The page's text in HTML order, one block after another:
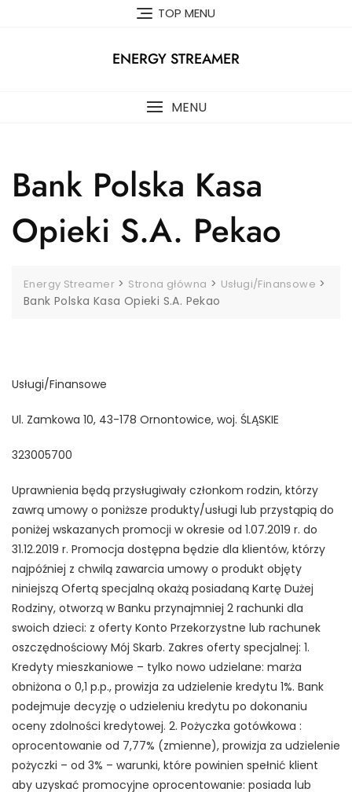
TOP MENU
ENERGY STREAMER
MENU
Bank Polska Kasa
Opieki S.A. Pekao
Energy Streamer > Strona główna > Usługi/Finansowe >
Bank Polska Kasa Opieki S.A. Pekao
Usługi/Finansowe
Ul. Zamkowa 10, 43-178 Ornontowice, woj. ŚLĄSKIE
323005700
Uprawnienia będą przysługiwały członkom rodzin, którzy
zawrą umowy o poniższe produkty/usługi lub przystąpią do
poniżej wskazanych promocji w okresie od 1.07.2019 r. do
31.12.2019 r. Promocja dostępna będzie dla klientów, którzy
najpóźniej z chwilą zawarcia umowy o produkt objęty
niniejszą Ofertą specjalną okażą posiadaną Kartę Dużej
Rodziny, otworzą w Banku przynajmniej 2 rachunki dla
swoich dzieci: z oferty Konto Przekorzystne lub rachunek
oszczędnościowy Mój Skarb. Zakres oferty specjalnej: 1.
Kredyty mieszkaniowe – tylko nowo udzielane: marża
obniżona o 0,1 p.p., prowizja za udzielenie kredytu 1%. Bank
podejmuje decyzję o udzieleniu kredytu po dokonaniu
oceny zdolności kredytowej. 2. Pożyczka gotówkowa :
oprocentowanie od 7,77% (zmienne), prowizja za udzielenie
pożyczki – od 3% – warunki, które powinien spełnić klient
aby uzyskać promocyjne oprocentowanie: posiada lub